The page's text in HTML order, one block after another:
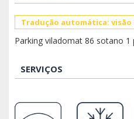
Tradução automática:
Parking viladomat 86 sotano 1
SERVIÇOS